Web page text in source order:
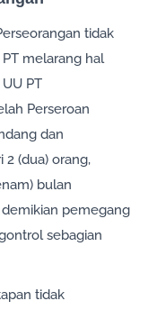
tidak
melarang hal
PT
Perseroan
dan
(dua) orang,
bulan
pemegang
sebagian
tidak